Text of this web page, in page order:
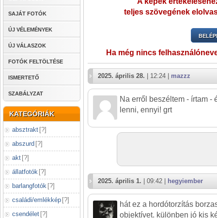
SAJÁT FOTÓK
ÚJ VÉLEMÉNYEK
ÚJ VÁLASZOK
FOTÓK FELTÖLTÉSE
ISMERTETŐ
SZABÁLYZAT
KATEGÓRIÁK
absztrakt [?]
abszurd [?]
akt [?]
állatfotók [?]
barlangfotók [?]
családi/emlékkép [?]
csendélet [?]
teljes szövegének
Ha még nincs
2025. április 28. | 12:24 | mazzz
Na erről beszéltem - írtam -
lenni, ennyi! grt
2025. április 1. | 09:42 | hegyiember
hát ez a hordótorzítás
objektívet. különben jó kis